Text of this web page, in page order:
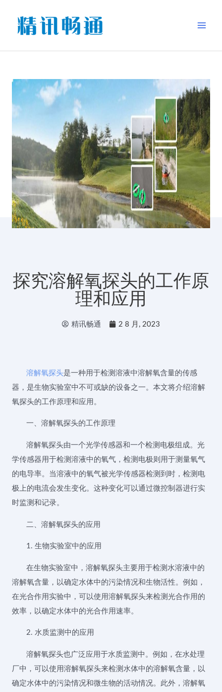
探究溶解氧探头的工作原
理和应用
精讯畅通 2 8 月, 2023
溶解氧探头是一种用于检测溶液中溶解氧含量的传感
器，是生物实验室中不可或缺的设备之一。本文将介绍溶解
氧探头的工作原理和应用。
一、溶解氧探头的工作原理
溶解氧探头由一个光学传感器和一个检测电极组成。光
学传感器用于检测溶液中的氧气，检测电极则用于测量氧气
的电导率。当溶液中的氧气被光学传感器检测到时，检测电
极上的电流会发生变化。这种变化可以通过微控制器进行实
时监测和记录。
二、溶解氧探头的应用
1. 生物实验室中的应用
在生物实验室中，溶解氧探头主要用于检测水溶液中的
溶解氧含量，以确定水体中的污染情况和生物活性。例如，
在光合作用实验中，可以使用溶解氧探头来检测光合作用的
效率，以确定水体中的光合作用速率。
2. 水质监测中的应用
溶解氧探头也广泛应用于水质监测中。例如，在水处理
厂中，可以使用溶解氧探头来检测水体中的溶解氧含量，以
确定水体中的污染情况和微生物的活动情况。此外，溶解氧